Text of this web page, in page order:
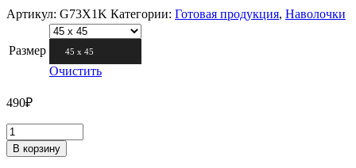
Артикул: G73X1K Категории: Готовая продукция, Наволочки
Размер 45 х 45
Очистить
490₽
В корзину